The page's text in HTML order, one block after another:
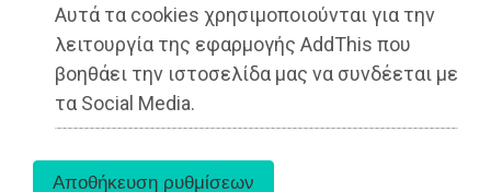
Αυτά τα cookies χρησιμοποιούνται για την
λειτουργία της εφαρμογής AddThis που
βοηθάει την ιστοσελίδα μας να συνδέεται με
τα Social Media.
ΑΠΟΣΤΟΛΗ
ΑΡΘΡΩΝ